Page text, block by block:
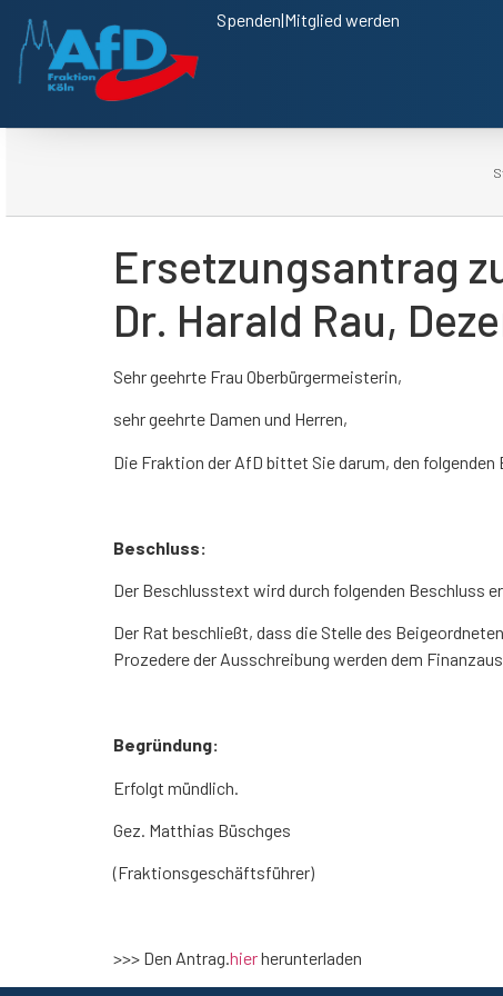
Spenden|Mitglied werden
Ersetzungsantrag
Dr. Harald Rau,
Sehr geehrte Frau Oberbürgermeisterin,
sehr geehrte Damen und Herren,
Die Fraktion der AfD bittet Sie darum, den
Beschluss:
Der Beschlusstext wird durch folgenden Beschluss
Der Rat beschließt, dass die Stelle des
Prozedere der Ausschreibung werden dem
Begründung:
Erfolgt mündlich.
Gez. Matthias Büschges
(Fraktionsgeschäftsführer)
>>> Den Antrag.hierherunterladen